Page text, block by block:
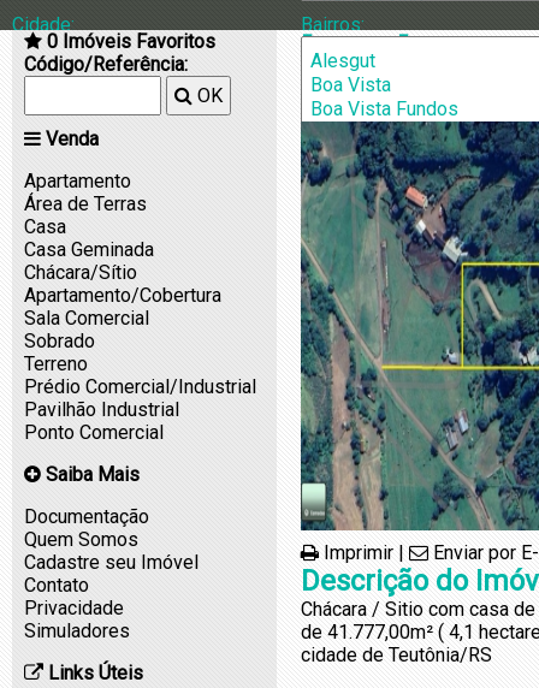
Cidade: Bairros:
0 Imóveis Favoritos
Código/Referência:
OK
Venda
Apartamento
Área de Terras
Casa
Casa Geminada
Chácara/Sítio
Apartamento/Cobertura
Sala Comercial
Sobrado
Terreno
Prédio Comercial/Industrial
Pavilhão Industrial
Ponto Comercial
Saiba Mais
Documentação
Quem Somos
Cadastre seu Imóvel
Contato
Privacidade
Simuladores
Links Úteis
[1322]
Teutônia
Imprimir | Enviar por
Descrição do
Chácara / Sitio com casa
de 41.777,00m² ( 4,1
cidade de Teutônia/RS